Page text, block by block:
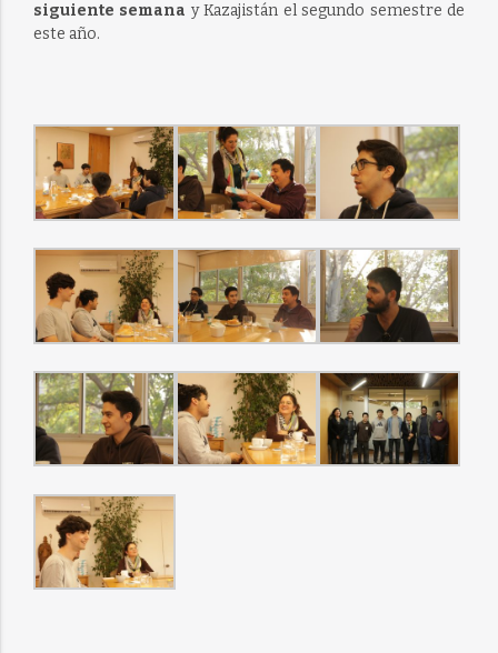
siguiente semana y Kazajistán el segundo semestre de
este año.